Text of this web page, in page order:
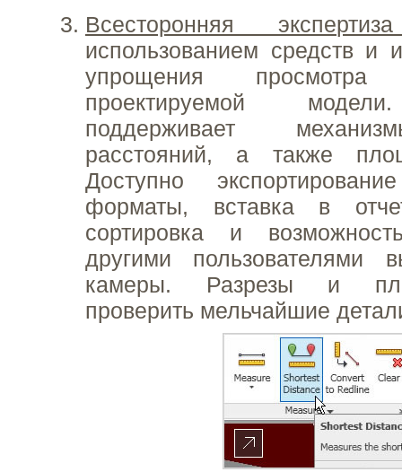
Всесторонняя
использованием средств и
упрощения
проектируемой
поддерживает
расстояний, а также
Доступно
форматы, вставка в
сортировка и
другими пользователями
камеры. Разрезы и
проверить мельчайшие